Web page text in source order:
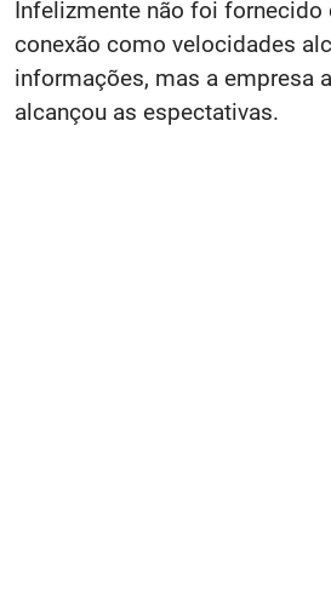
Infelizmente não foi fornecido
conexão como velocidades
informações, mas a empresa
alcançou as espectativas.